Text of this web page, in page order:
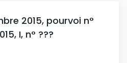
2015, pourvoi n°
I, n° ???